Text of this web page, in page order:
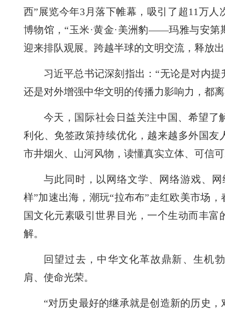
西”展览今年3月落下帷幕，吸引了超11万
博物馆，“玉米·黄金·美洲豹——玛雅与安第
迎来排队观展。跨越半球的文明交流，释放
习近平总书记深刻指出：“无论是对内
还是对外增强中华文明的传播力影响力，都
今天，国际社会日益关注中国、希望了
利化、免签政策持续优化，越来越多外国友
市井烟火、山河风物，读懂真实立体、可信
与此同时，以网络文学、网络游戏、
样”加速出海，潮玩“拉布布”走红欧美市场
国文化元素吸引世界目光，一个生动而丰富
解。
回望过去，中华文化革故鼎新、生机
肩、使命光荣。
“对历史最好的继承就是创造新的历史